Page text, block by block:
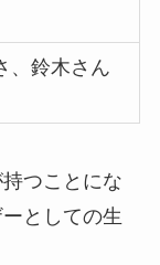
、鈴木さん
つことにな
としての生